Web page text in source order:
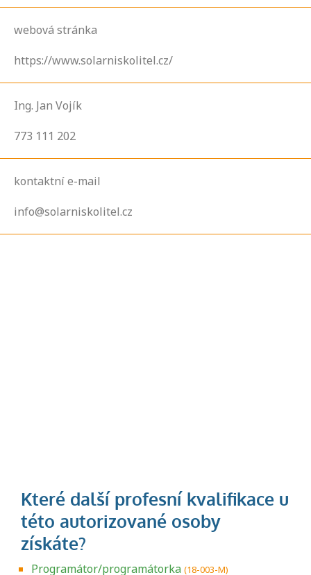
webová stránka
https://www.solarniskolitel.cz/
Ing. Jan Vojík
773 111 202
kontaktní e-mail
info@solarniskolitel.cz
Programátor/programátorka (18-003-M)